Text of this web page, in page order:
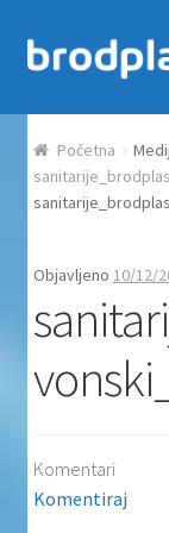
Preskoči na
Skoči do sadržaja
Početna
Auction
Moj račun
Proizvodi
Početna
Objavljeno 10/12/
Komentari
Komentiraj